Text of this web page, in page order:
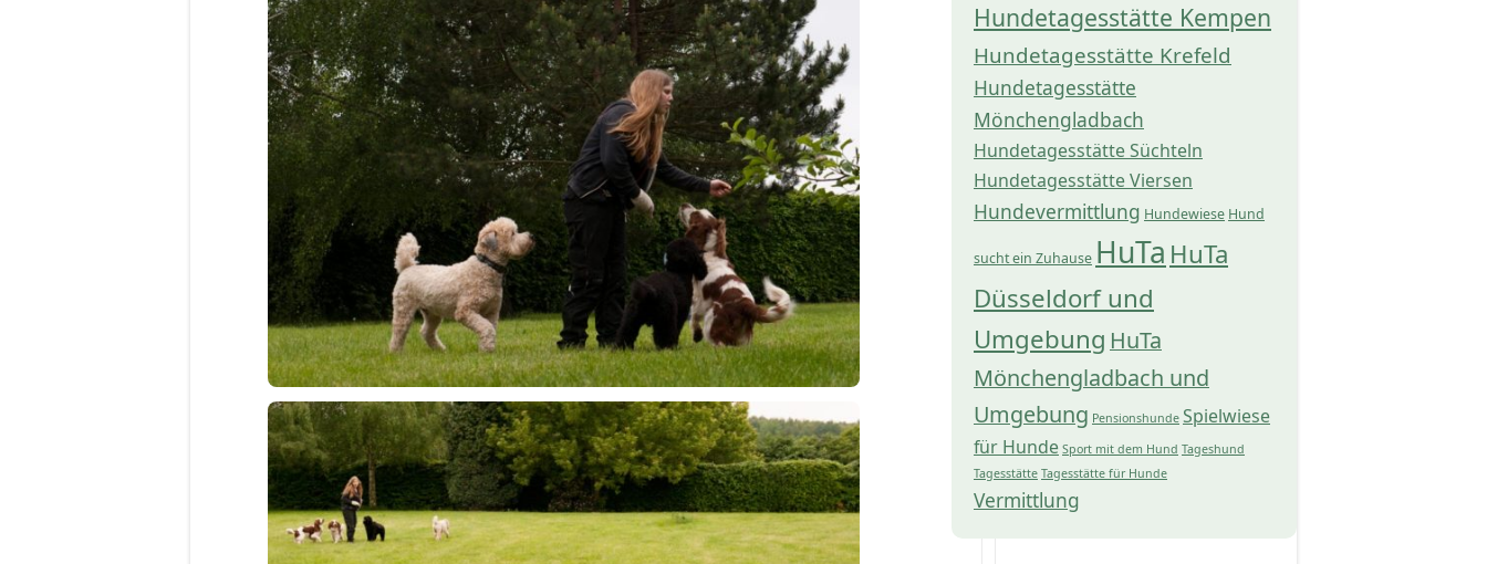
Hundetagesstätte Kempen
Hundetagesstätte Krefeld
Hundetagesstätte
Mönchengladbach
Hundetagesstätte Süchteln
Hundetagesstätte Viersen
Hundevermittlung Hundewiese Hund
sucht ein Zuhause HuTa HuTa
Düsseldorf und
Umgebung HuTa
Mönchengladbach und
Umgebung Pensionshunde Spielwiese
für Hunde Sport mit dem Hund Tageshund
Tagesstätte Tagesstätte für Hunde
Vermittlung